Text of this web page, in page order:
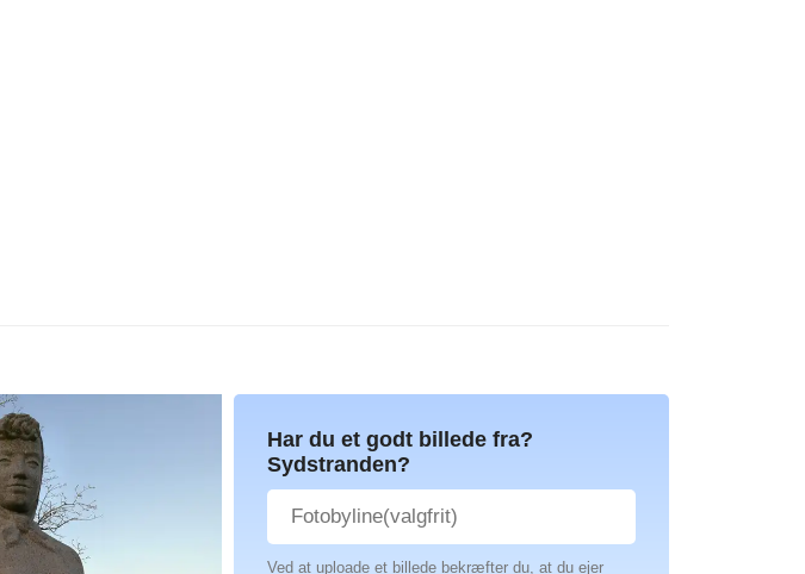
Har du et godt billede fra?
Sydstranden?
Ved at uploade et billede bekræfter du, at du ejer